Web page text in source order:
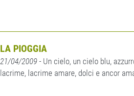
LA PIOGGIA
21/04/2009- Un cielo, un cielo blu,
lacrime, lacrime amare, dolci e ancor